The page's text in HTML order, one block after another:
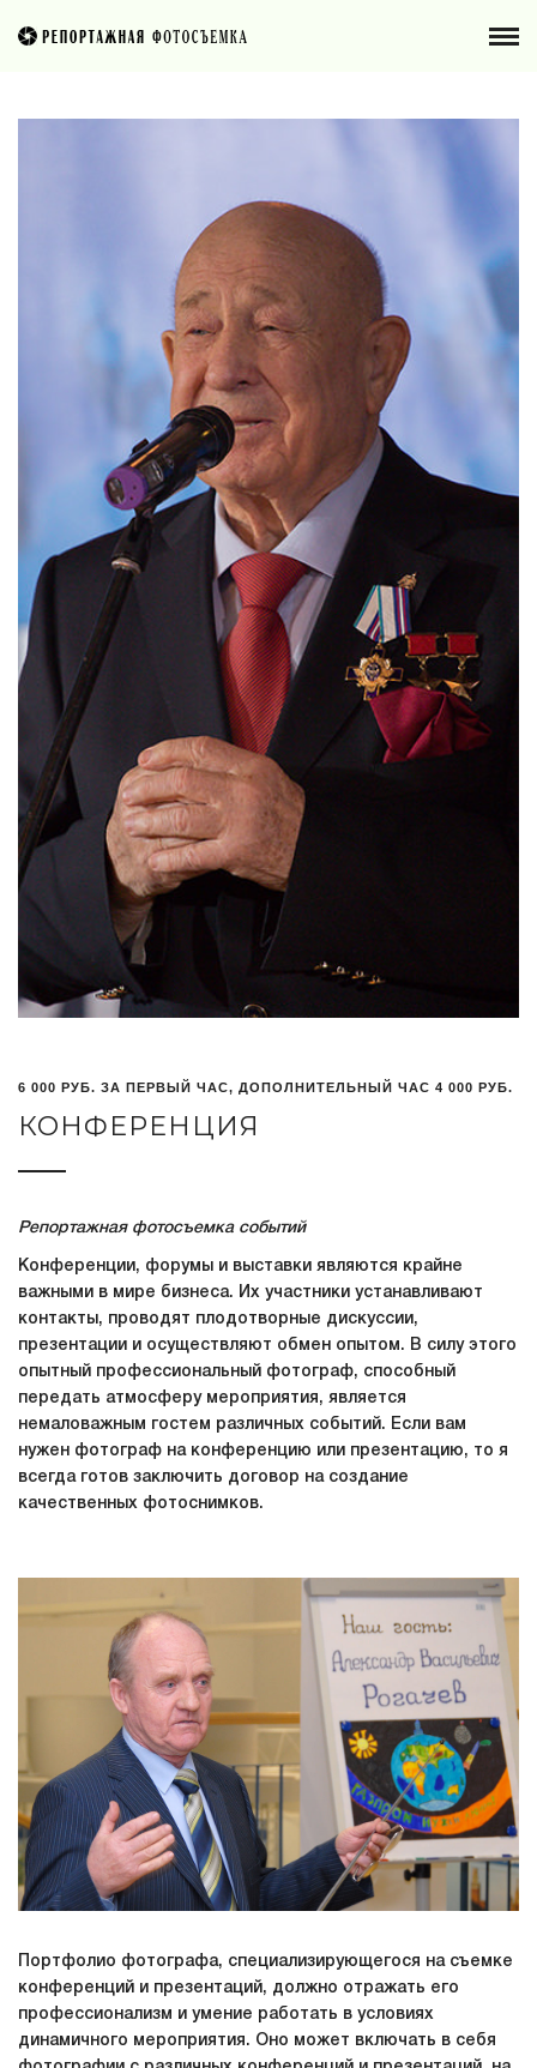
6 000 РУБ. ЗА ПЕРВЫЙ ЧАС, ДОПОЛНИТЕЛЬНЫЙ ЧАС 4 000 РУБ.
КОНФЕРЕНЦИЯ
Репортажная фотосъемка событий
Конференции, форумы и выставки являются крайне
важными в мире бизнеса. Их участники устанавливают
контакты, проводят плодотворные дискуссии,
презентации и осуществляют обмен опытом. В силу этого
опытный профессиональный фотограф, способный
передать атмосферу мероприятия, является
немаловажным гостем различных событий. Если вам
нужен фотограф на конференцию или презентацию, то я
всегда готов заключить договор на создание
качественных фотоснимков.
Портфолио фотографа, специализирующегося на съемке
конференций и презентаций, должно отражать его
профессионализм и умение работать в условиях
динамичного мероприятия. Оно может включать в себя